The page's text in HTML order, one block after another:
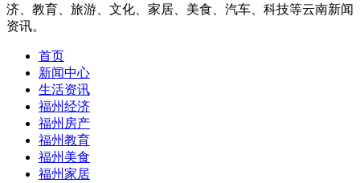
济、教育、旅游、文化、家居、美食、汽车、科技等云南新闻
资讯。
首页
新闻中心
生活资讯
福州经济
福州房产
福州教育
福州美食
福州家居